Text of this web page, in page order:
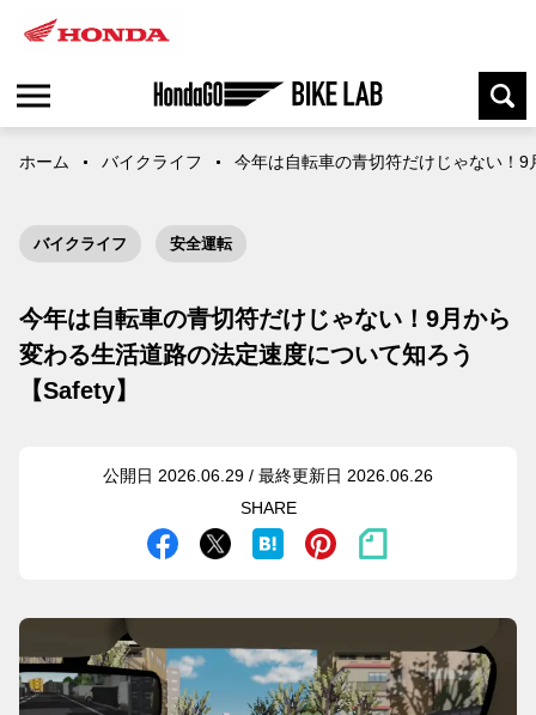
ホーム バイクライフ 今年は自転車の青切符だけじゃない！
バイクライフ 安全運転
今年は自転車の青切符だけじゃない！9月から
変わる生活道路の法定速度について知ろう
【Safety】
公開日 2026.06.29 / 最終更新日 2026.06.26
SHARE